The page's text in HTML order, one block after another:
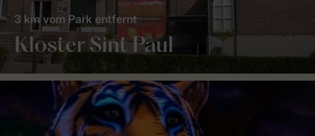
Kloster Sint Paul
3 km vom Park entfernt